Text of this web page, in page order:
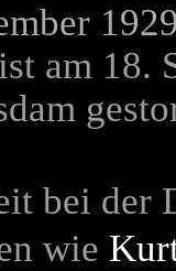
am 18.
bei der
wie